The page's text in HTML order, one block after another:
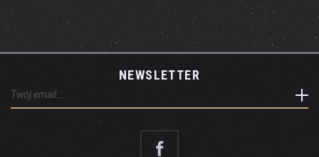
NEWSLETTER